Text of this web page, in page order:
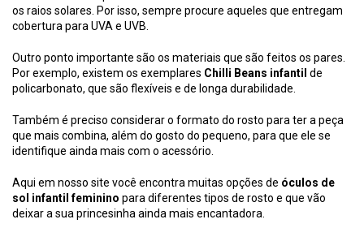
os raios solares. Por isso, sempre procure aqueles que entregam
cobertura para UVA e UVB.
Outro ponto importante são os materiais que são feitos os pares.
Por exemplo, existem os exemplares Chilli Beans infantil de
policarbonato, que são flexíveis e de longa durabilidade.
Também é preciso considerar o formato do rosto para ter a peça
que mais combina, além do gosto do pequeno, para que ele se
identifique ainda mais com o acessório.
Aqui em nosso site você encontra muitas opções de óculos de
sol infantil feminino para diferentes tipos de rosto e que vão
deixar a sua princesinha ainda mais encantadora.